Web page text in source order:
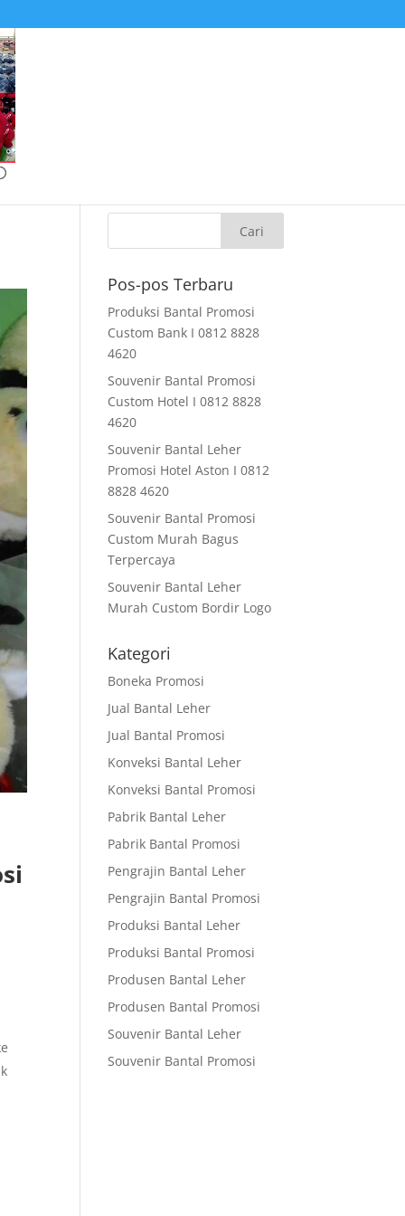
Pos-pos Terbaru
Produksi Bantal Promosi
Custom Bank I 0812 8828
4620
Souvenir Bantal Promosi
Custom Hotel I 0812 8828
4620
Souvenir Bantal Leher
Promosi Hotel Aston I 0812
8828 4620
Souvenir Bantal Promosi
Custom Murah Bagus
Terpercaya
Souvenir Bantal Leher
Murah Custom Bordir Logo
Kategori
Boneka Promosi
Jual Bantal Leher
Jual Bantal Promosi
Konveksi Bantal Leher
Konveksi Bantal Promosi
Pabrik Bantal Leher
Pabrik Bantal Promosi
Pengrajin Bantal Leher
Pengrajin Bantal Promosi
Produksi Bantal Leher
Produksi Bantal Promosi
Produsen Bantal Leher
Produsen Bantal Promosi
Souvenir Bantal Leher
Souvenir Bantal Promosi